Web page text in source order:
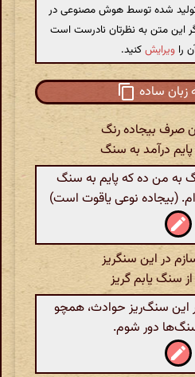
شده توسط هوش مصنوعی در
این متن به نظرتان نادرست است
را ویرایشکنید.
زبان ساده
صرف بیجاده رنگ
درآمد به سنگ
به من ده که پایم به سنگ
(بیجاده نوعی یاقوت است)
در این سنگریز
سنگ یابم گریز
این سنگ‌ریز حوادث، همچو
دور شوم.